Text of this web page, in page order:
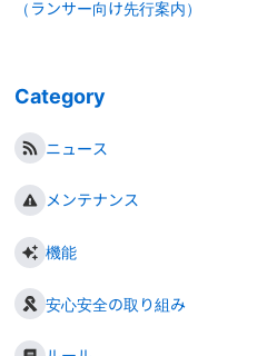
（ランサー向け先行案内）
Category
ニュース
メンテナンス
機能
安心安全の取り組み